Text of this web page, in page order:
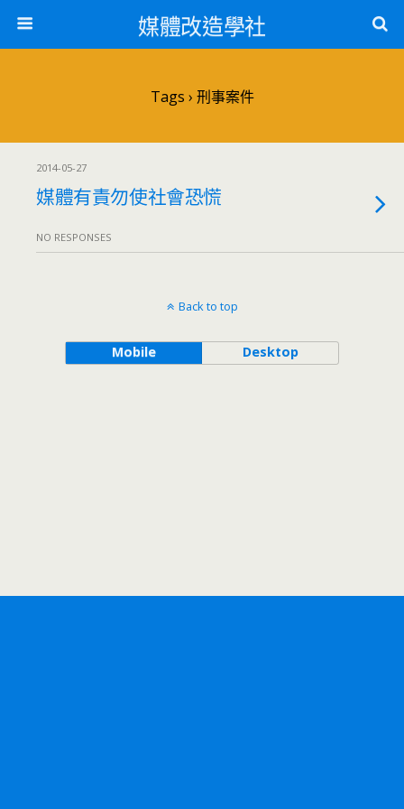
媒體改造學社
Tags › 刑事案件
2014-05-27
媒體有責勿使社會恐慌
NO RESPONSES
Back to top
Mobile Desktop